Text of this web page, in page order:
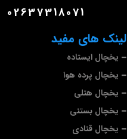
لینک های مفید
یخچال ایستاده
یخچال پرده هوا
یخچال هتلی
یخچال بستنی
یخچال قنادی
02637318071